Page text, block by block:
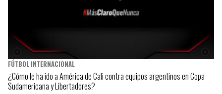
FÚTBOL INTERNACIONAL
¿Cómo le ha ido a América de Cali contra equipos argentinos en Copa
Sudamericana y Libertadores?